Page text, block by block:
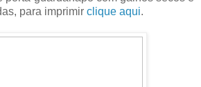
para imprimir clique aqui.